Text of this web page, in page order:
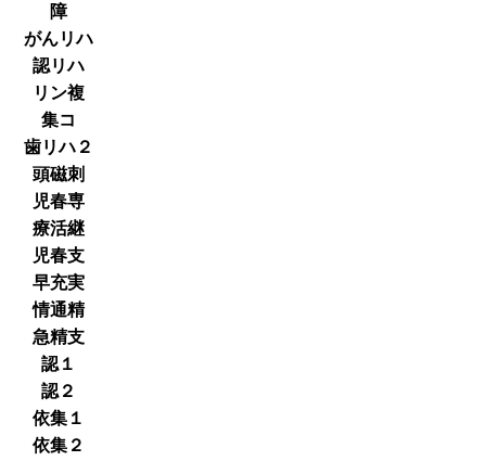
障
がんリハ
認リハ
リン複
集コ
歯リハ２
頭磁刺
児春専
療活継
児春支
早充実
情通精
急精支
認１
認２
依集１
依集２